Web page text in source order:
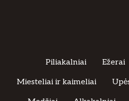
Piliakalniai Ežerai
Miesteliai ir kaimeliai